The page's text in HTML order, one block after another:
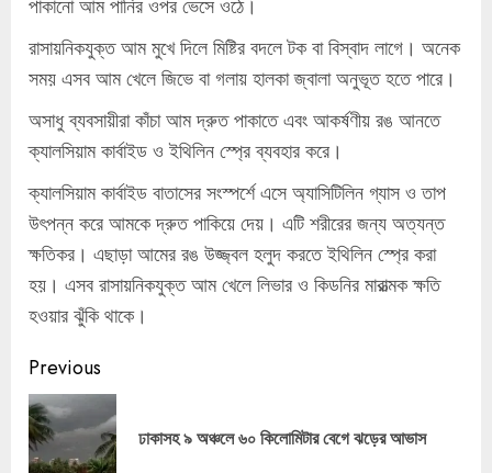
পাকানো আম পানির ওপর ভেসে ওঠে।
রাসায়নিকযুক্ত আম মুখে দিলে মিষ্টির বদলে টক বা বিস্বাদ লাগে। অনেক
সময় এসব আম খেলে জিভে বা গলায় হালকা জ্বালা অনুভূত হতে পারে।
অসাধু ব্যবসায়ীরা কাঁচা আম দ্রুত পাকাতে এবং আকর্ষণীয় রঙ আনতে
ক্যালসিয়াম কার্বাইড ও ইথিলিন স্প্রে ব্যবহার করে।
ক্যালসিয়াম কার্বাইড বাতাসের সংস্পর্শে এসে অ্যাসিটিলিন গ্যাস ও তাপ
উৎপন্ন করে আমকে দ্রুত পাকিয়ে দেয়। এটি শরীরের জন্য অত্যন্ত
ক্ষতিকর। এছাড়া আমের রঙ উজ্জ্বল হলুদ করতে ইথিলিন স্প্রে করা
হয়। এসব রাসায়নিকযুক্ত আম খেলে লিভার ও কিডনির মারাত্মক ক্ষতি
হওয়ার ঝুঁকি থাকে।
Continue
Reading
Previous
ঢাকাসহ ৯ অঞ্চলে ৬০ কিলোমিটার বেগে ঝড়ের আভাস